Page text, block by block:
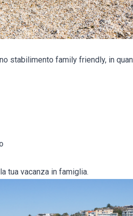
stabilimento family friendly, in
tua vacanza in famiglia.